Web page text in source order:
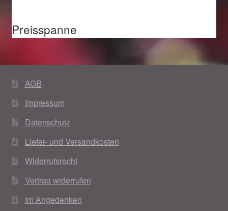
Preisspanne
AGB
Impressum
Datenschutz
Liefer- und Versandkosten
Widerrufsrecht
Vertrag widerrufen
Im Angedenken